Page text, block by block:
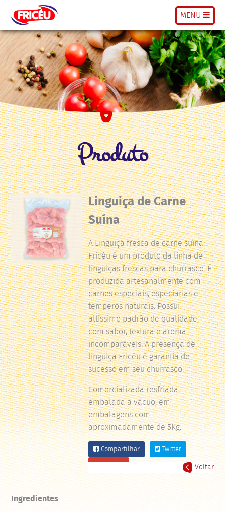
MENU
Produto
Linguiça de Carne
Suína
A Linguiça fresca de carne suína
Fricéu é um produto da linha de
linguiças frescas para churrasco. É
produzida artesanalmente com
carnes especiais, especiarias e
temperos naturais. Possui
altíssimo padrão de qualidade,
com sabor, textura e aroma
incomparáveis. A presença de
linguiça Fricéu é garantia de
sucesso em seu churrasco.
Comercializada resfriada,
embalada à vácuo, em
embalagens com
aproximadamente de 5Kg.
Compartilhar
Twitter
Google+
Voltar
Ingredientes